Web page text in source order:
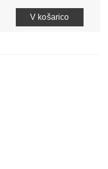
V košarico